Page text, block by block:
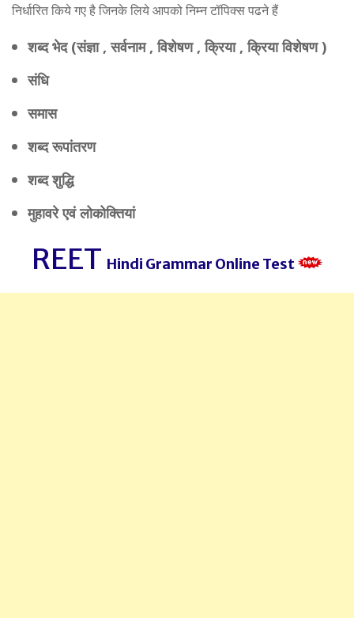
निर्धारित किये गए है जिनके लिये आपको निम्न टॉपिक्स पढने हैं
शब्द भेद (संज्ञा , सर्वनाम , विशेषण , क्रिया , क्रिया विशेषण )
संधि
समास
शब्द रूपांतरण
शब्द शुद्धि
मुहावरे एवं लोकोक्तियां
REET Hindi Grammar Online Test